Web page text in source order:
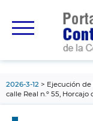
principal
2026-3-12
Ejecución
calle Real n.º 55,